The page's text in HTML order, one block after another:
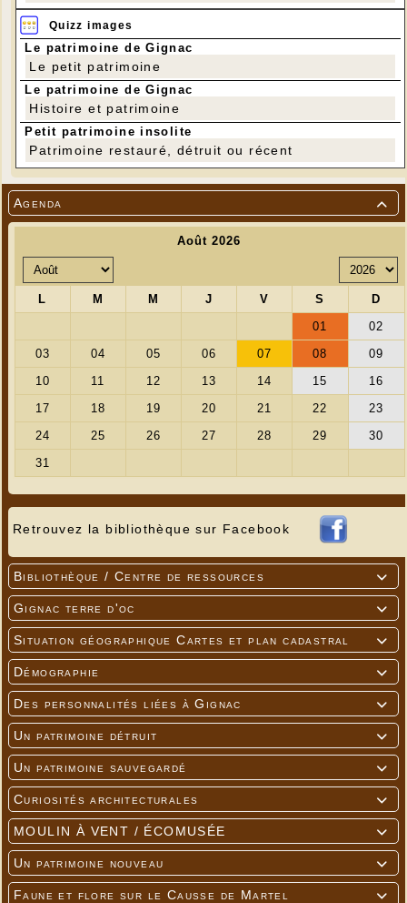

Agenda
Retrouvez la bibliothèque sur Facebook

Bibliothèque / Centre de ressources

Gignac terre d'oc

Situation géographique Cartes et plan cadastral

Démographie

Des personnalités liées à Gignac

Un patrimoine détruit

Un patrimoine sauvegardé

Curiosités architecturales

MOULIN À VENT / ÉCOMUSÉE

Un patrimoine nouveau

Faune et flore sur le Causse de Martel
9 + 1, le photographe Philippe Darnault
Quizz images
Le patrimoine de Gignac
Le petit patrimoine
Le patrimoine de Gignac
Histoire et patrimoine
Petit patrimoine insolite
Patrimoine restauré, détruit ou récent